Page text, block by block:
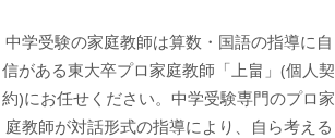
中学受験の家庭教師は算数・国語の指導に自
信がある東大卒プロ家庭教師「上畠」(個人契
約)にお任せください。中学受験専門のプロ家
庭教師が対話形式の指導により、自ら考える